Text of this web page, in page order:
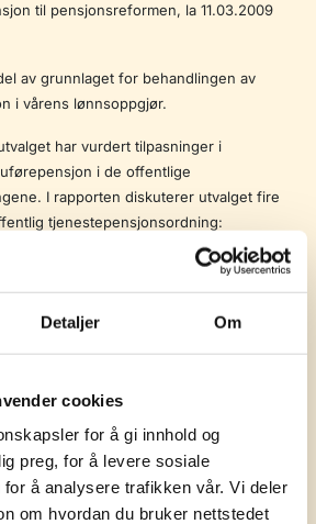
Detaljer Om
cookies
for å gi innhold og
preg, for å levere sosiale
å analysere trafikken vår. Vi deler
om hvordan du bruker nettstedet
til pensjonsreformen, la 11.03.2009
av grunnlaget for behandlingen av
i vårens lønnsoppgjør.
har vurdert tilpasninger i
i de offentlige
I rapporten diskuterer utvalget fire
tjenestepensjonsordning:
av dagens bruttoordning
arbeids- og inkluderingsminister Dag
og administrasjonsminister Heidi
i utvalget. Utvalget har ellers bestått
i offentlig sektor og de offentlige